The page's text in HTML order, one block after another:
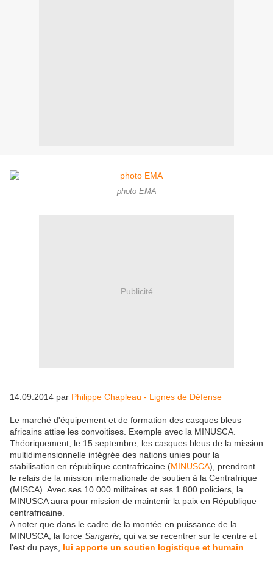
photo EMA
Publicité
14.09.2014 par Philippe Chapleau - Lignes de Défense
Le marché d'équipement et de formation des casques bleus
africains attise les convoitises. Exemple avec la MINUSCA.
Théoriquement, le 15 septembre, les casques bleus de la mission
multidimensionnelle intégrée des nations unies pour la
stabilisation en république centrafricaine (MINUSCA), prendront
le relais de la mission internationale de soutien à la Centrafrique
(MISCA). Avec ses 10 000 militaires et ses 1 800 policiers, la
MINUSCA aura pour mission de maintenir la paix en République
centrafricaine.
A noter que dans le cadre de la montée en puissance de la
MINUSCA, la force Sangaris , qui va se recentrer sur le centre et
l'est du pays, lui apporte un soutien logistique et humain